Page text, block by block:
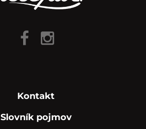
Kontakt
Slovník pojmov